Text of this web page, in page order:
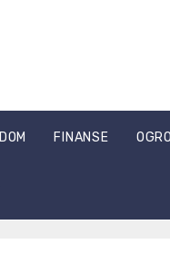
DOM FINANSE